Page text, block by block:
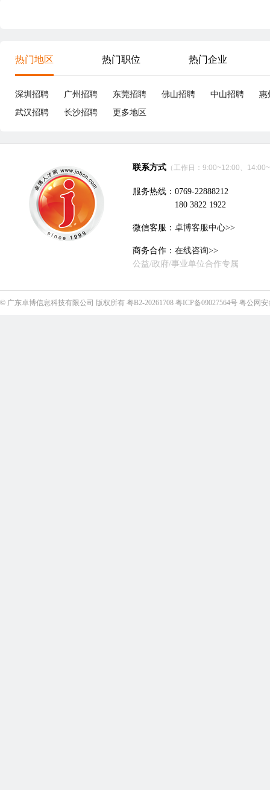
热门地区 热门职位 热门企业
深圳招聘 广州招聘 东莞招聘 佛山招聘 中山招聘
惠
武汉招聘
长沙招聘 更多地区
联系方式 （工作日：9:00~12:00、
服务热线：0769-22888212
180 3822 1922
微信客服： 卓博客服中心>>
商务合作： 在线咨询>>
公益/政府/事业单位合作专属
© 广东卓博信息科技有限公司 版权所有 粤B2-20261708 粤ICP备09027564号 粤公网安